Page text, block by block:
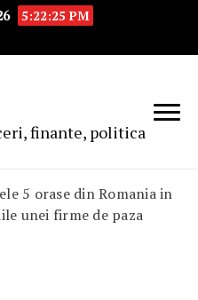
5:22:25 PM
finante, politica
5 orase din Romania in
unei firme de paza